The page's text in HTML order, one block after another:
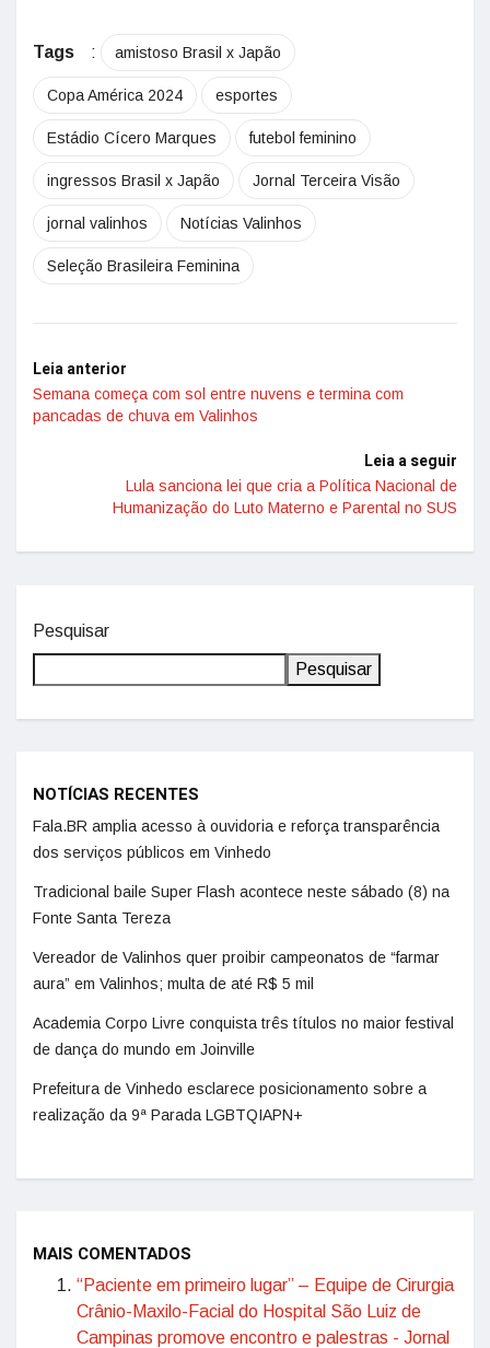
Tags : amistoso Brasil x Japão
Copa América 2024 esportes
Estádio Cícero Marques futebol feminino
ingressos Brasil x Japão Jornal Terceira Visão
jornal valinhos Notícias Valinhos
Seleção Brasileira Feminina
Leia anterior
Semana começa com sol entre nuvens e termina com
pancadas de chuva em Valinhos
Leia a seguir
Lula sanciona lei que cria a Política Nacional de
Humanização do Luto Materno e Parental no SUS
Pesquisar
Pesquisar
NOTÍCIAS RECENTES
Fala.BR amplia acesso à ouvidoria e reforça transparência
dos serviços públicos em Vinhedo
Tradicional baile Super Flash acontece neste sábado (8) na
Fonte Santa Tereza
Vereador de Valinhos quer proibir campeonatos de “farmar
aura” em Valinhos; multa de até R$ 5 mil
Academia Corpo Livre conquista três títulos no maior festival
de dança do mundo em Joinville
Prefeitura de Vinhedo esclarece posicionamento sobre a
realização da 9ª Parada LGBTQIAPN+
MAIS COMENTADOS
“Paciente em primeiro lugar” – Equipe de Cirurgia
Crânio-Maxilo-Facial do Hospital São Luiz de
Campinas promove encontro e palestras - Jornal